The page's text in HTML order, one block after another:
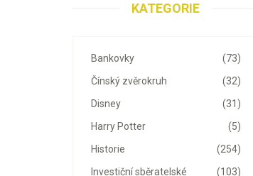
KATEGORIE
(73)
Bankovky
(32)
Čínský zvěrokruh
(31)
Disney
(5)
Harry Potter
(254)
Historie
(103)
Investiční sběratelské